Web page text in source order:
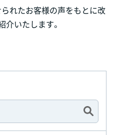
れたお客様の声をもとに改
介いたします。